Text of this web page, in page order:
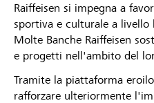
Raiffeisen si impegna a
sportiva e culturale a livello
Molte Banche Raiffeisen
e progetti nell'ambito del
Tramite la piattaforma
rafforzare ulteriormente